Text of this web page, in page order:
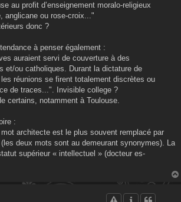
au profit d’enseignement moralo-religieux
anglicane ou rose-croix..."
donc ?
à penser également :
auraient servi de couverture à des
et/ou catholiques. Durant la dictature de
réunions se firent totalement discrètes ou
de traces...". Invisible college ?
certains, notamment à Toulouse.
:
architecte est le plus souvent remplacé par
deux mots sont au demeurant synonymes). La
supérieur « intellectuel » (docteur es-